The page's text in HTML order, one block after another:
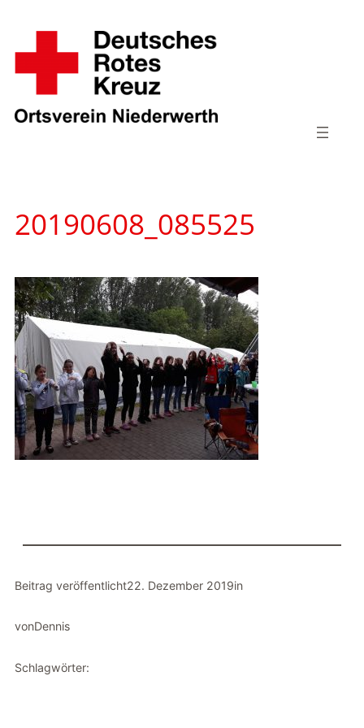
Inhalt
springen
20190608_085525
Beitrag veröffentlicht22. Dezember 2019in
vonDennis
Schlagwörter: